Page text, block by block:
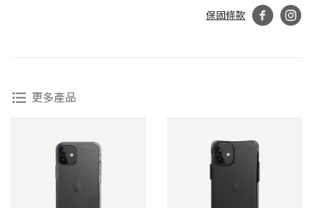
保固條款
更多產品